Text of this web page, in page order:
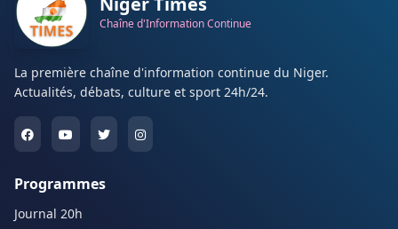
Chaîne d'Information Continue
La première chaîne d'information continue du Niger.
Actualités, débats, culture et sport 24h/24.
Programmes
Journal 20h